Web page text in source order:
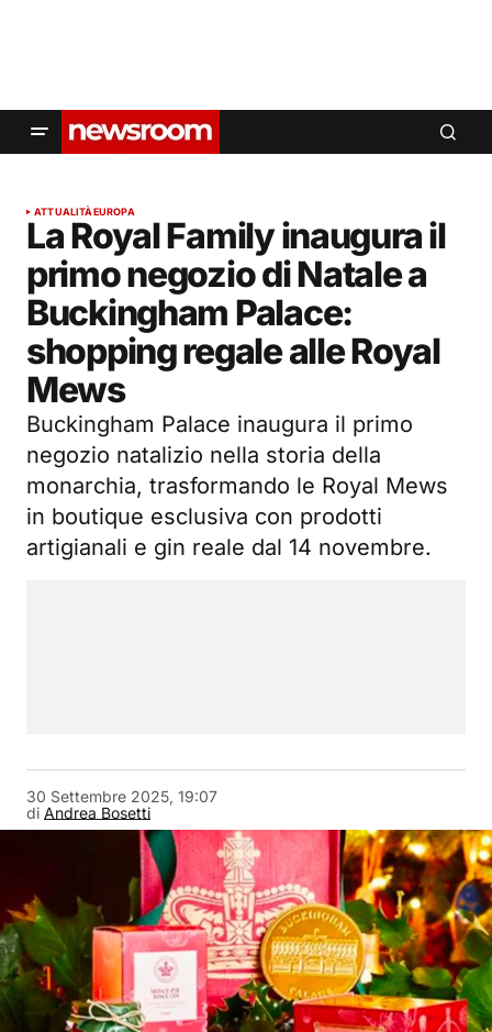
ATTUALITÀEUROPA
La Royal Family inaugura il
primo negozio di Natale a
Buckingham Palace:
shopping regale alle Royal
Mews
Buckingham Palace inaugura il primo
negozio natalizio nella storia della
monarchia, trasformando le Royal Mews
in boutique esclusiva con prodotti
artigianali e gin reale dal 14 novembre.
di Andrea Bosetti
30 Settembre 2025, 19:07